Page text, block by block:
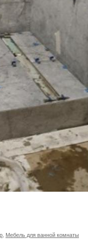
Мебель для ванной комнаты